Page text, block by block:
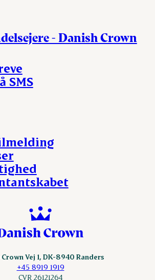
- Danish Crown
nyhedsbrev
SMS
Vej 1, DK-8940 Randers
+45 8919 1919
CVR 26121264